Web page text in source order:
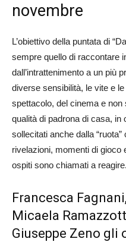
novembre
L’obiettivo della puntata di
sempre quello di raccontare
dall’intrattenimento a un più
diverse sensibilità, le vite e
spettacolo, del cinema e
qualità di padrona di casa, in
sollecitati anche dalla
rivelazioni, momenti di gioco
ospiti sono chiamati a reagire.
Francesca
Micaela
Giuseppe Zeno gli